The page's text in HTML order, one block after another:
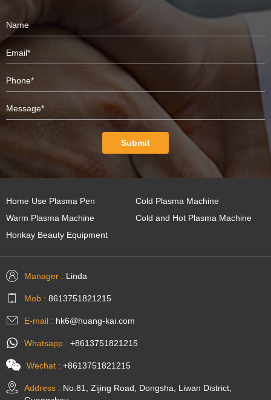
Submit
Home Use Plasma Pen
Cold Plasma Machine
Warm Plasma Machine
Cold and Hot Plasma Machine
Honkay Beauty Equipment
Manager : Linda
Mob : 8613751821215
E-mail : hk6@huang-kai.com
Whatsapp : +8613751821215
Wechat : +8613751821215
Address : No.81, Zijing Road, Dongsha, Liwan District,